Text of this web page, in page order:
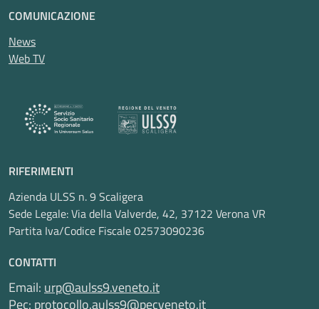
COMUNICAZIONE
News
Web TV
RIFERIMENTI
Azienda ULSS n. 9 Scaligera
Sede Legale: Via della Valverde, 42, 37122 Verona VR
Partita Iva/Codice Fiscale 02573090236
CONTATTI
Email: urp@aulss9.veneto.it
Pec: protocollo.aulss9@pecveneto.it